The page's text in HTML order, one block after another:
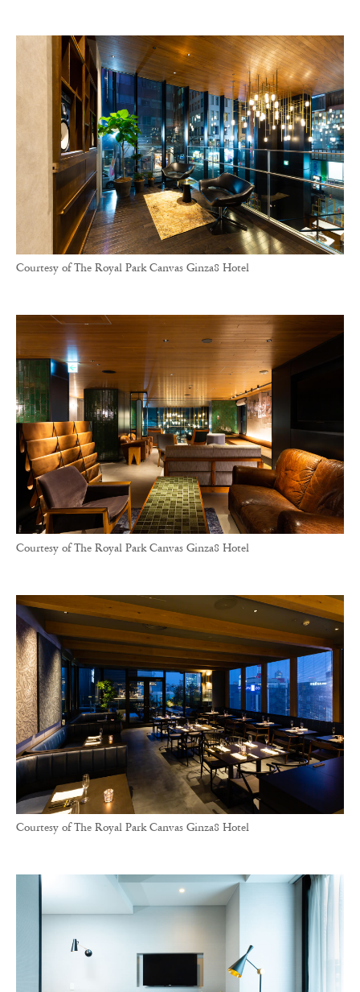
Courtesy of The Royal Park Canvas Ginza8 Hotel
Courtesy of The Royal Park Canvas Ginza8 Hotel
Courtesy of The Royal Park Canvas Ginza8 Hotel